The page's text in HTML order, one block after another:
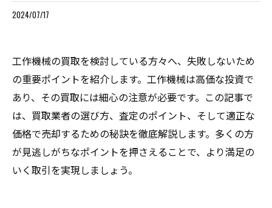
2024/07/17
工作機械の買取を検討している方々へ、失敗しないため
の重要ポイントを紹介します。工作機械は高価な投資で
あり、その買取には細心の注意が必要です。この記事で
は、買取業者の選び方、査定のポイント、そして適正な
価格で売却するための秘訣を徹底解説します。多くの方
が見逃しがちなポイントを押さえることで、より満足の
いく取引を実現しましょう。